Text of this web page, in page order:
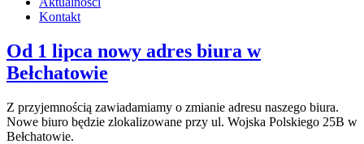
Kontakt
Od 1 lipca nowy adres biura w
Bełchatowie
Z przyjemnością zawiadamiamy o zmianie adresu naszego biura.
Nowe biuro będzie zlokalizowane przy ul. Wojska Polskiego 25B w
Bełchatowie.